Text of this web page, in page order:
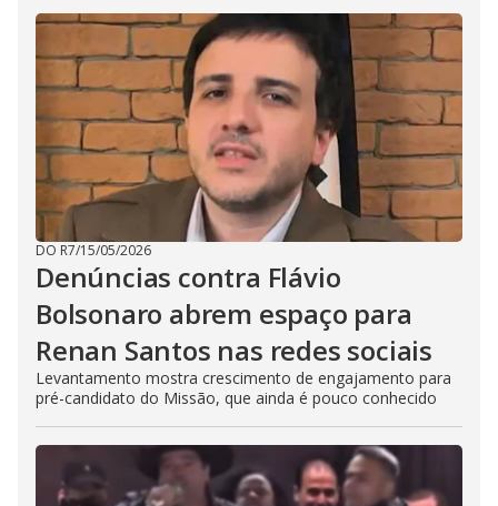
DO R7/15/05/2026
Denúncias contra Flávio
Bolsonaro abrem espaço para
Renan Santos nas redes sociais
Levantamento mostra crescimento de engajamento para
pré-candidato do Missão, que ainda é pouco conhecido